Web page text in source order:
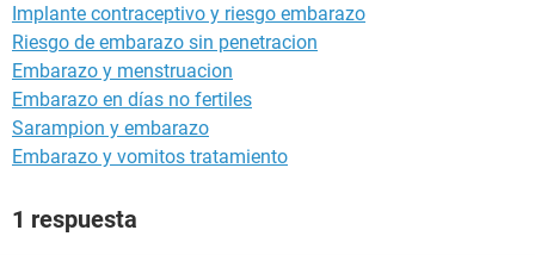
Implante contraceptivo y riesgo embarazo
Riesgo de embarazo sin penetracion
Embarazo y menstruacion
Embarazo en días no fertiles
Sarampion y embarazo
Embarazo y vomitos tratamiento
1 respuesta